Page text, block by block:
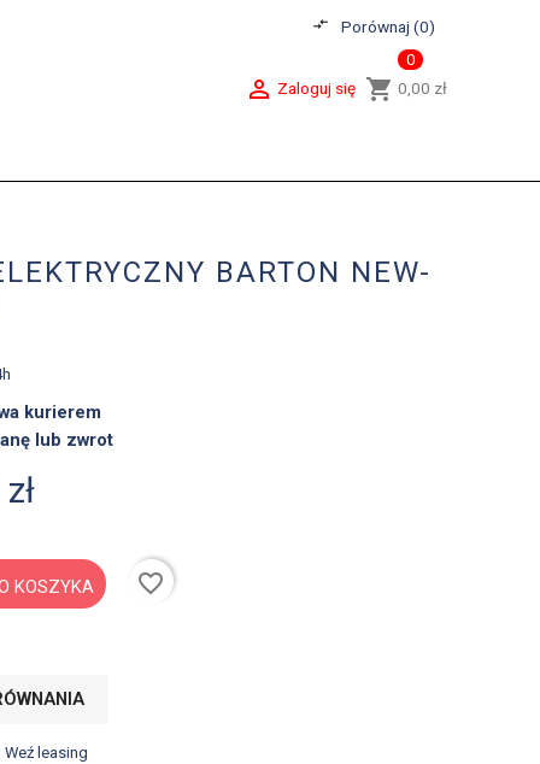
compare_arrows Porównaj (0)
shopping_cart
0
0,00 zł
 Zaloguj się
BARTON NEW-
kurierem
lub zwrot
KOSZYKA
favorite_border
leasing